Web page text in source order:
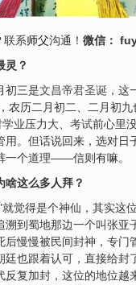
联系师父沟通！ 微信：
灵？
初三是文昌帝君圣诞 ，这
农历二月初二、二月初
学业压力大、 考试前心里
用。但话说回来，选对日
一个道理——信则有嘛。
啥这么多人拜？
觉得是个神仙，其实这
溯到蜀地那边一个叫张亚
后慢慢被民间封神，专门
廷也跟着认可，直接给封
反复加封，这位的地位越